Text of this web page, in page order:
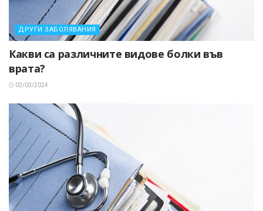
ДРУГИ ЗАБОЛЯВАНИЯ
Какви са различните видове болки във
врата?
02/03/2024